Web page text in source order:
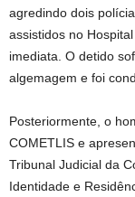
agredindo dois
assistidos no
imediata. O detido
algemagem e foi
Posteriormente, o
COMETLIS e
Tribunal Judicial da
Identidade e